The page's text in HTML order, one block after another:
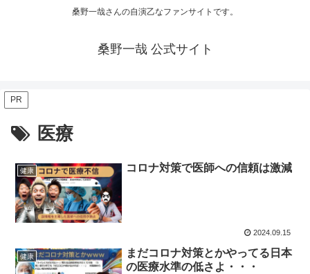
桑野一哉さんの自演乙なファンサイトです。
桑野一哉 公式サイト
PR
医療
健康 コロナ対策で医師への信頼は激減
2024.09.15
健康
まだコロナ対策とかやってる日本
の医療水準の低さよ・・・